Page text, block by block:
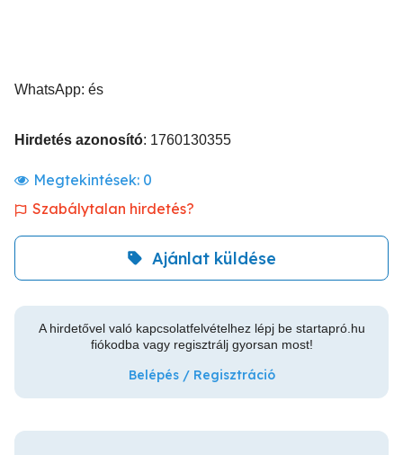
WhatsApp: és
Hirdetés azonosító: 1760130355
Megtekintések: 0
Szabálytalan hirdetés?
Ajánlat küldése
A hirdetővel való kapcsolatfelvételhez lépj be startapró.hu
fiókodba vagy regisztrálj gyorsan most!
Belépés / Regisztráció